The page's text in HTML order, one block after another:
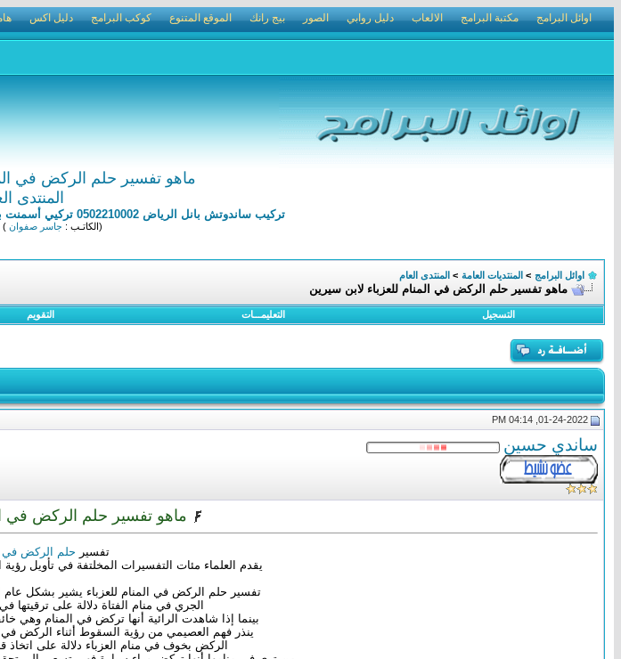
اوائل البرامج مكتبة البرامج الالعاب دليل روابي الصور بيج رانك الموقع المتنوع كوكب البرامج دليل اكس
ماهو تفسير حلم الركض في
المنتدى
تركيب ساندوتش بانل الرياض 0502210002 تركيي أسمنت بورد الرياض غرف وملاحق وممرات ساندوتش بانل
(الكاتـب : جاسر صفوان )
اوائل البرامج > المنتديات العامة > المنتدى العام
ماهو تفسير حلم الركض في المنام للعزباء لابن سيرين
التسجيل التعليمـــات التقويم
ساندي حسين
ماهو تفسير حلم الركض في
تفسير حلم الركض في
يقدم العلماء مئات التفسيرات المخلتفة في تأويل
تفسير حلم الركض في المنام للعزباء يشير بشكل
الجري في منام الفتاة دﻻلة على
بينما إذا شاهدت الرائية أنها تركض في المنام وهي
ينذر فهم العصيمي من رؤية السقوط أثناء الركض في
الركض بخوف في منام العزباء دﻻلة على اتخاذ